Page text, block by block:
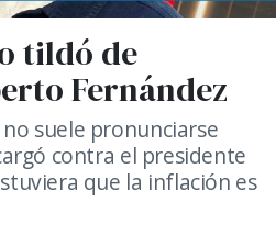
tildó de
Fernández
suele pronunciarse
contra el presidente
que la inflación es